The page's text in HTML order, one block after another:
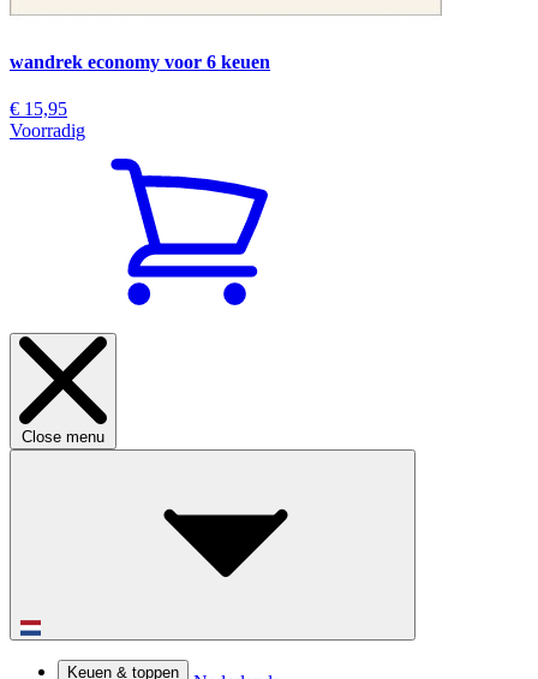
wandrek economy voor 6 keuen
€ 15,95
Voorradig
Close menu
Keuen & toppen